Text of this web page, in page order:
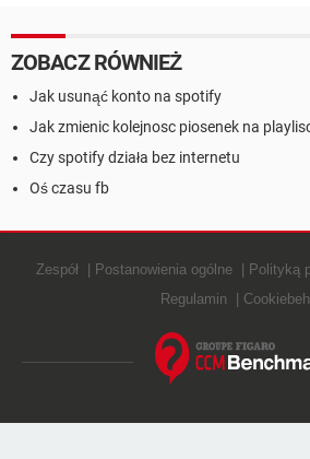
ZOBACZ RÓWNIEŻ
Jak usunąć konto na spotify
Jak zmienic kolejnosc piosenek na
Czy spotify działa bez internetu
Oś czasu fb
Zespół Postanowienia ogólne Polityką
Regulamin